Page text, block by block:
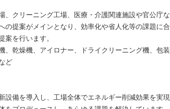
、クリーニング工場、医療・介護関連施設や官公庁
の提案がメインとなり、効率化や省人化等の課題に
案を行います。
、乾燥機、アイロナー、ドライクリーニング機、包
ど
設備を導入し、工場全体でエネルギー削減効果を実